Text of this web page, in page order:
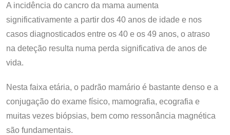
A incidência do cancro da mama aumenta
significativamente a partir dos 40 anos de idade e nos
casos diagnosticados entre os 40 e os 49 anos, o atraso
na deteção resulta numa perda significativa de anos de
vida.
Nesta faixa etária, o padrão mamário é bastante denso e a
conjugação do exame físico, mamografia, ecografia e
muitas vezes biópsias, bem como ressonância magnética
são fundamentais.